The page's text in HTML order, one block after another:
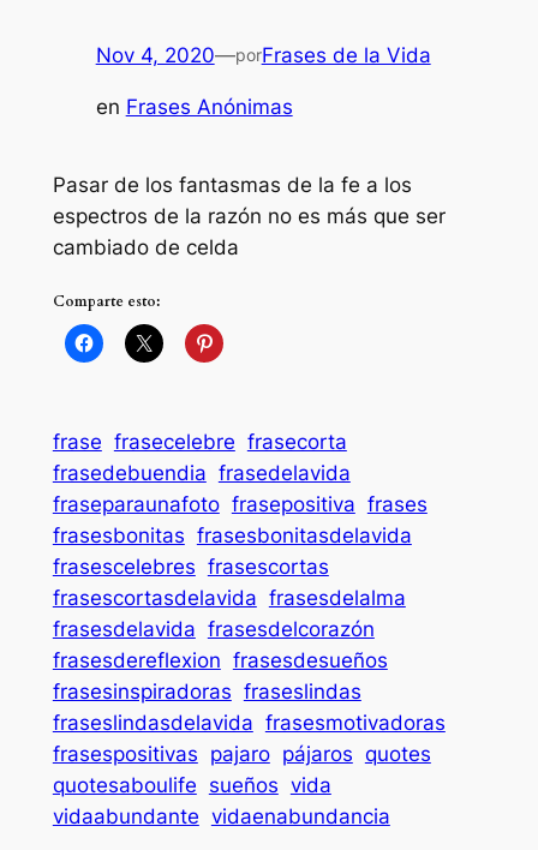
Nov 4, 2020—porFrases de la Vida
en Frases Anónimas
Pasar de los fantasmas de la fe a los
espectros de la razón no es más que ser
cambiado de celda
Comparte esto:
frase frasecelebre frasecorta
frasedebuendia frasedelavida
fraseparaunafoto frasepositiva frases
frasesbonitas frasesbonitasdelavida
frasescelebres frasescortas
frasescortasdelavida frasesdelalma
frasesdelavida frasesdelcorazón
frasesdereflexion frasesdesueños
frasesinspiradoras fraseslindas
fraseslindasdelavida frasesmotivadoras
frasespositivas pajaro pájaros quotes
quotesaboulife sueños vida
vidaabundante vidaenabundancia